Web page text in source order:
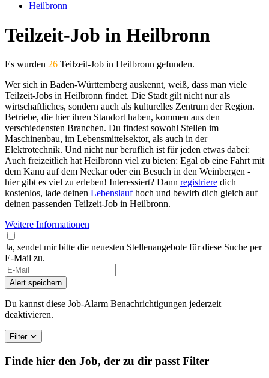
Heilbronn
Teilzeit-Job in Heilbronn
Es wurden 26 Teilzeit-Job in Heilbronn gefunden.
Wer sich in Baden-Württemberg auskennt, weiß, dass man viele
Teilzeit-Jobs in Heilbronn findet. Die Stadt gilt nicht nur als
wirtschaftliches, sondern auch als kulturelles Zentrum der Region.
Betriebe, die hier ihren Standort haben, kommen aus den
verschiedensten Branchen. Du findest sowohl Stellen im
Maschinenbau, im Lebensmittelsektor, als auch in der
Elektrotechnik. Und nicht nur beruflich ist für jeden etwas dabei:
Auch freizeitlich hat Heilbronn viel zu bieten: Egal ob eine Fahrt mit
dem Kanu auf dem Neckar oder ein Besuch in den Weinbergen -
hier gibt es viel zu erleben! Interessiert? Dann registriere dich
kostenlos, lade deinen Lebenslaufhoch und bewirb dich gleich auf
deinen passenden Teilzeit-Job in Heilbronn.
Weitere Informationen
Ja, sendet mir bitte die neuesten Stellenangebote für diese Suche per
E-Mail zu.
If
you
are
a
human,
this
field
Alert speichern
Du kannst diese Job-Alarm Benachrichtigungen jederzeit
deaktivieren.
Filter
Finde hier den Job, der zu dir passt Filter